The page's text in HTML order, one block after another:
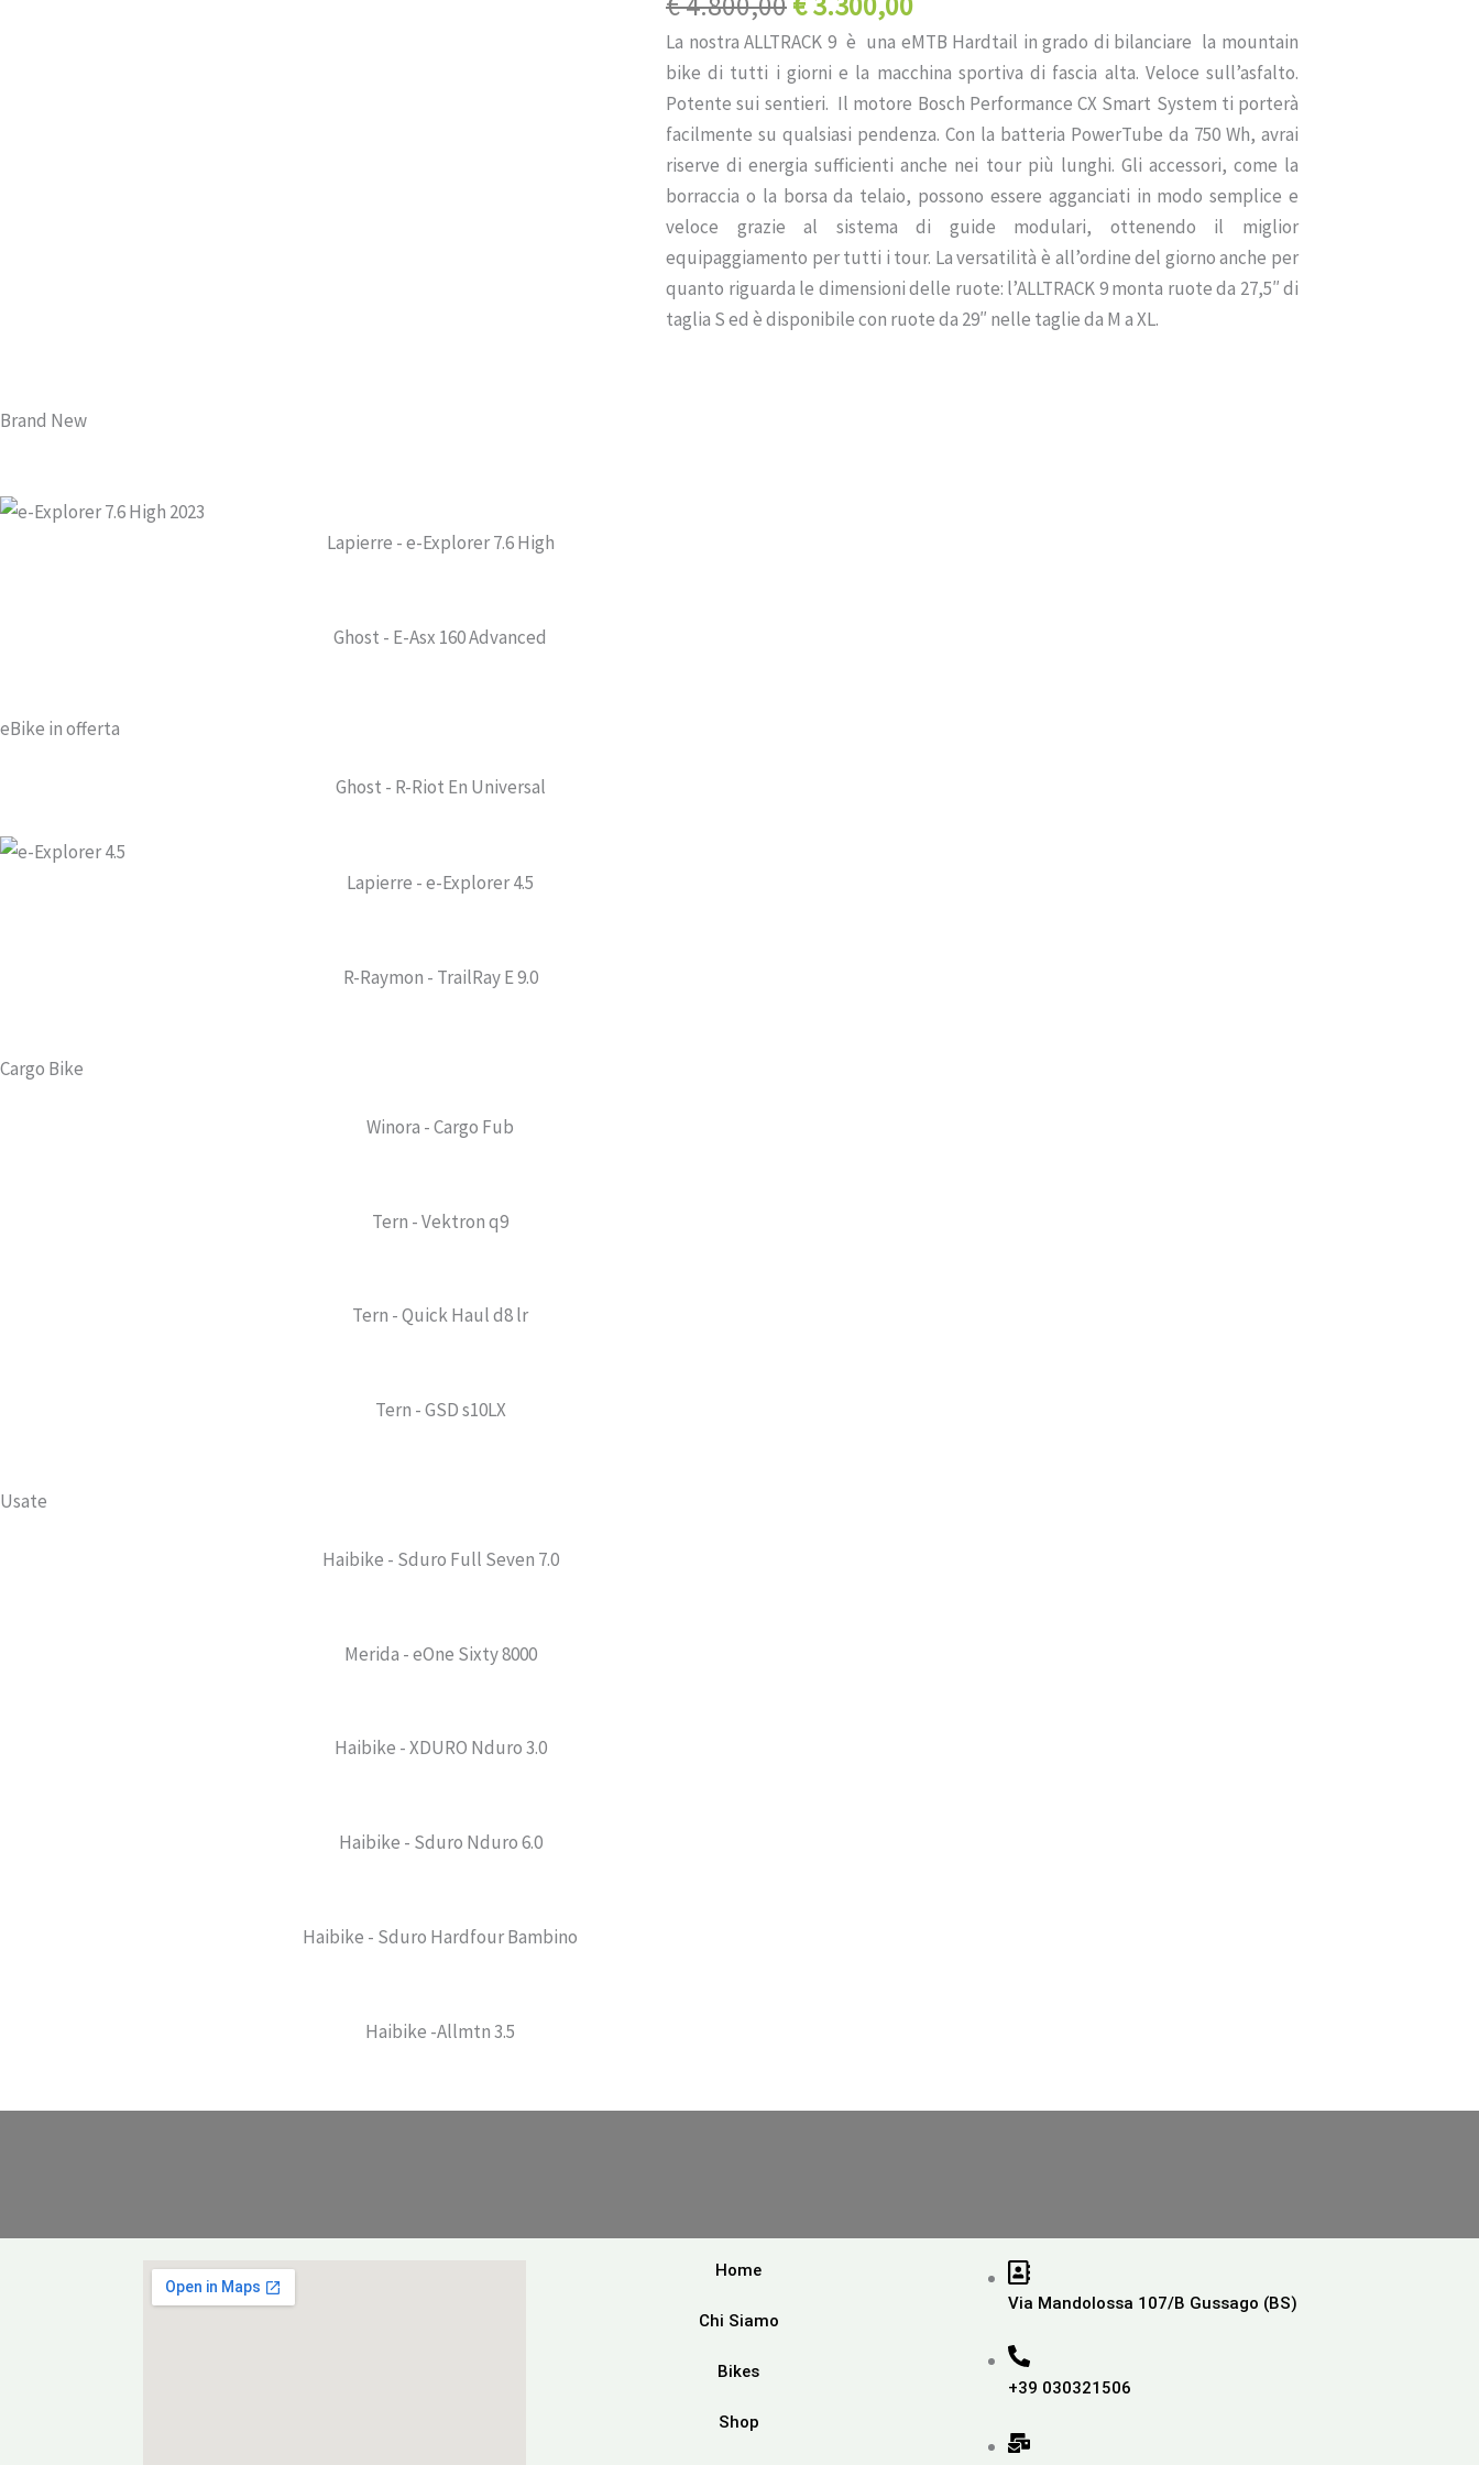
prezzo
originale
era:
€ 4.800,00.
prezzo
attuale
è:
€ 3.300,00.
La nostra ALLTRACK 9 è una eMTB Hardtail in grado di bilanciare la mountain
bike di tutti i giorni e la macchina sportiva di fascia alta. Veloce sull’asfalto.
Potente sui sentieri. Il motore Bosch Performance CX Smart System ti porterà
facilmente su qualsiasi pendenza. Con la batteria PowerTube da 750 Wh, avrai
riserve di energia sufficienti anche nei tour più lunghi. Gli accessori, come la
borraccia o la borsa da telaio, possono essere agganciati in modo semplice e
veloce grazie al sistema di guide modulari, ottenendo il miglior
equipaggiamento per tutti i tour. La versatilità è all’ordine del giorno anche per
quanto riguarda le dimensioni delle ruote: l’ALLTRACK 9 monta ruote da 27,5″ di
taglia S ed è disponibile con ruote da 29″ nelle taglie da M a XL.
Brand New
Lapierre - e-Explorer 7.6 High
Ghost - E-Asx 160 Advanced
eBike in offerta
Ghost - R-Riot En Universal
Lapierre - e-Explorer 4.5
R-Raymon - TrailRay E 9.0
Cargo Bike
Winora - Cargo Fub
Tern - Vektron q9
Tern - Quick Haul d8 lr
Tern - GSD s10LX
Usate
Haibike - Sduro Full Seven 7.0
Merida - eOne Sixty 8000
Haibike - XDURO Nduro 3.0
Haibike - Sduro Nduro 6.0
Haibike - Sduro Hardfour Bambino
Haibike -Allmtn 3.5
Home
Chi Siamo
Bikes
Shop
Via Mandolossa 107/B Gussago (BS)
+39 030321506